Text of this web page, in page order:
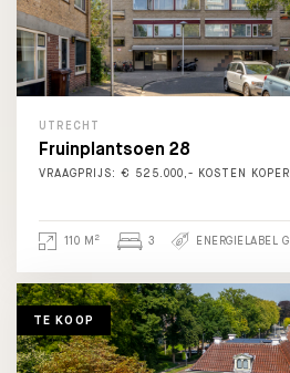
UTRECHT
Fruinplantsoen 28
VRAAGPRIJS: € 525.000,- KOSTEN KOPER
110 M 2 3 ENERGIELABEL G
TE KOOP